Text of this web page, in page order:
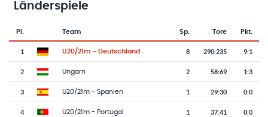
Länderspiele
Tabelle mit Vereinsplatzierungen, Spielen, Toren und Punkten
Pl.
Team-Logo
Team Sp. Tore Pkt.
1 U20/21m - Deutschland 8 290:235 9:1
2 Ungarn 2 58:69 1:3
3 U20/21m - Spanien 1 29:30 0:0
4 U20/21m - Portugal 1 37:41 0:0